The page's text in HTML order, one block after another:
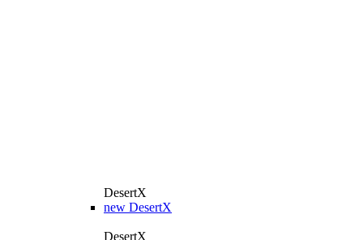
DesertX
new DesertX
DesertX